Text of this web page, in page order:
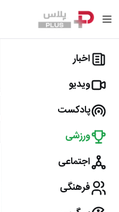
اخبار
ویدیو
پادکست
ورزشی
اجتماعی
فرهنگی